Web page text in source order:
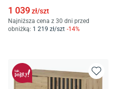
1 039zł/szt
Najniższa cena z 30 dni przed
obniżką: 1 219 zł/szt -14%